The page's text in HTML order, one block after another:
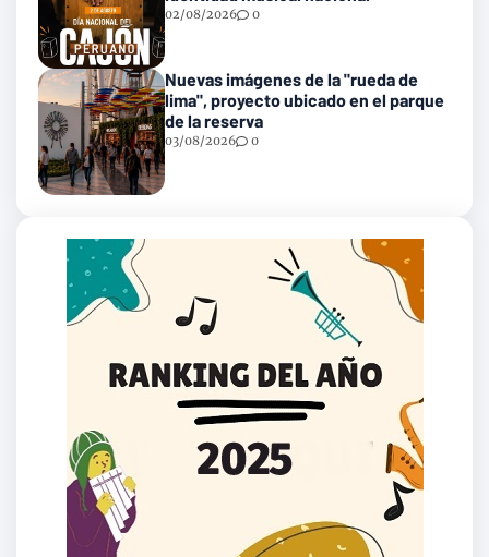
02/08/2026 0
Nuevas imágenes de la "rueda de
lima", proyecto ubicado en el parque
de la reserva
03/08/2026 0